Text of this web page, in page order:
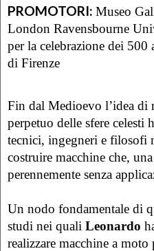
PROMOTORI: Museo
London Ravensbourne
per la celebrazione dei
di Firenze
Fin dal Medioevo l’idea
perpetuo delle sfere celesti
tecnici, ingegneri e filosofi
costruire macchine che,
perennemente senza
Un nodo fondamentale di
studi nei quali Leonardo
realizzare macchine a moto